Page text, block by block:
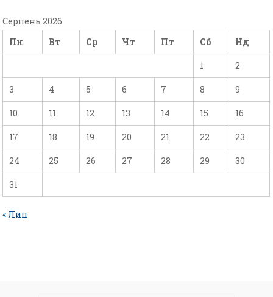
Серпень 2026
Пн
Вт Ср Чт Пт Сб Нд
1 2
3 4 5 6 7 8 9
10 11 12 13 14 15 16
17 18 19 20 21 22 23
24 25 26 27 28 29 30
31
« Лип